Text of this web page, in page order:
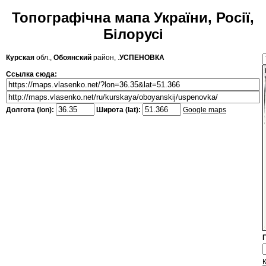
Топографічна мапа України, Росії,
Білорусі
Курская обл., Обоянский район, .УСПЕНОВКА
Ссылка сюда:
Долгота (lon): Широта (lat): Google maps